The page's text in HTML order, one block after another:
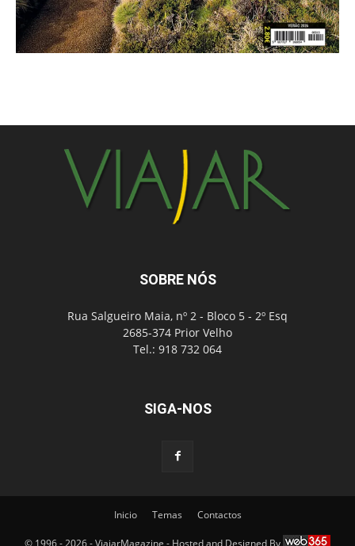
SOBRE NÓS
Rua Salgueiro Maia, nº 2 - Bloco 5 - 2º Esq
2685-374 Prior Velho
Tel.: 918 732 064
SIGA-NOS
Inicio Temas Contactos
© 1996 - 2026 - ViajarMagazine - Hosted and Designed By